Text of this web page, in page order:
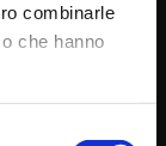
combinarle
che hanno